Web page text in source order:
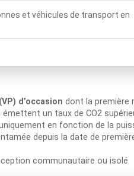
et véhicules de transport en
d’occasion dont la première
un taux de CO2
en fonction de la
depuis la date de
communautaire ou isolé